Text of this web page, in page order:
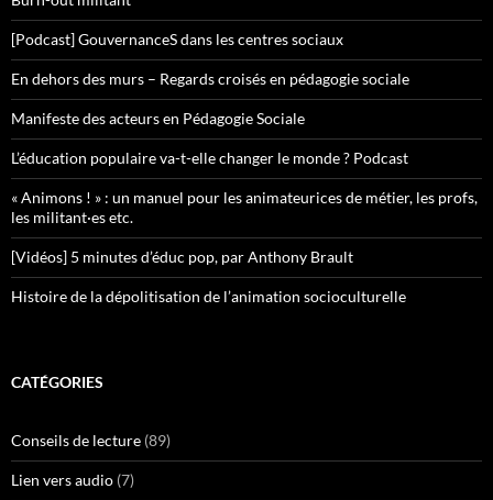
[Podcast] GouvernanceS dans les centres sociaux
En dehors des murs – Regards croisés en pédagogie sociale
Manifeste des acteurs en Pédagogie Sociale
L’éducation populaire va-t-elle changer le monde ? Podcast
« Animons ! » : un manuel pour les animateurices de métier, les profs,
les militant·es etc.
[Vidéos] 5 minutes d’éduc pop, par Anthony Brault
Histoire de la dépolitisation de l’animation socioculturelle
CATÉGORIES
Conseils de lecture (89)
Lien vers audio (7)